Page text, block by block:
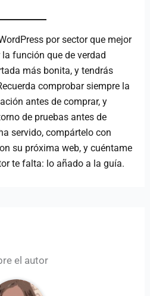
por sector que mejor
función que de verdad
más bonita, y tendrás
comprobar siempre la
antes de comprar, y
de pruebas antes de
servido, compártelo con
su próxima web, y cuéntame
te falta: lo añado a la guía.
el autor